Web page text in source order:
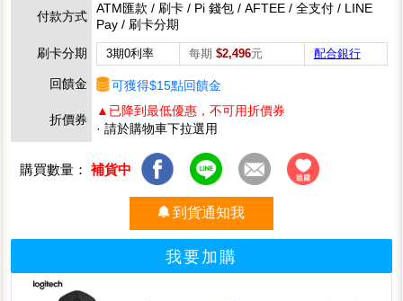
付款方式
ATM匯款 / 刷卡 / Pi 錢包 / AFTEE / 全支付 / LINE
Pay / 刷卡分期
刷卡分期
3期0利率 每期 $2,496元 配合銀行
回饋金 可獲得$15點回饋金
折價券
▲已降到最低優惠，不可用折價券
· 請於購物車下拉選用
購買數量： 補貨中
到貨通知我
我要加購